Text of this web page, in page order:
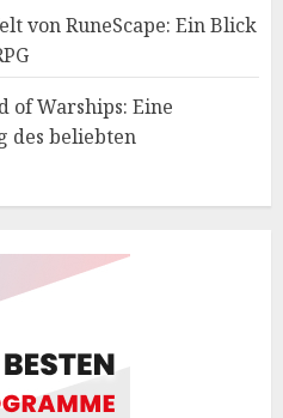
von RuneScape: Ein Blick
of Warships: Eine
des beliebten